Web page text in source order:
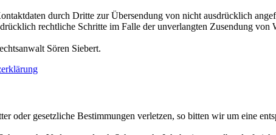
durch Dritte zur Übersendung von nicht ausdrücklich
rechtliche Schritte im Falle der unverlangten Zusendung
Sören Siebert.
oder gesetzliche Bestimmungen verletzen, so bitten wir um eine